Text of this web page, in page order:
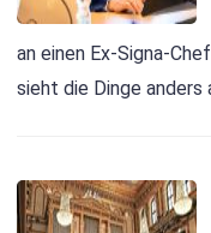
an einen Ex-Signa-
sieht die Dinge